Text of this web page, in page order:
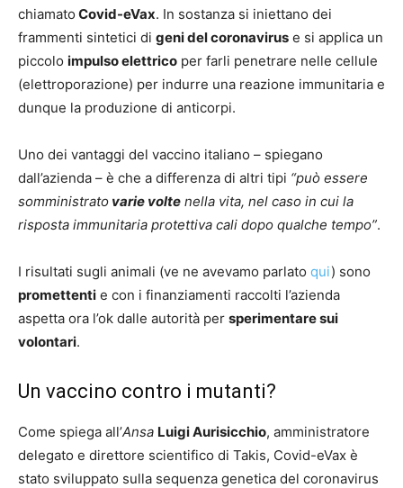
chiamato Covid-eVax. In sostanza si iniettano dei
frammenti sintetici di geni del coronavirus e si applica un
piccolo impulso elettrico per farli penetrare nelle cellule
(elettroporazione) per indurre una reazione immunitaria e
dunque la produzione di anticorpi.
Uno dei vantaggi del vaccino italiano – spiegano
dall’azienda – è che a differenza di altri tipi “può essere
somministrato varie volte nella vita, nel caso in cui la
risposta immunitaria protettiva cali dopo qualche tempo”.
I risultati sugli animali (ve ne avevamo parlato qui) sono
promettenti e con i finanziamenti raccolti l’azienda
aspetta ora l’ok dalle autorità per sperimentare sui
volontari.
Un vaccino contro i mutanti?
Come spiega all’Ansa Luigi Aurisicchio, amministratore
delegato e direttore scientifico di Takis, Covid-eVax è
stato sviluppato sulla sequenza genetica del coronavirus